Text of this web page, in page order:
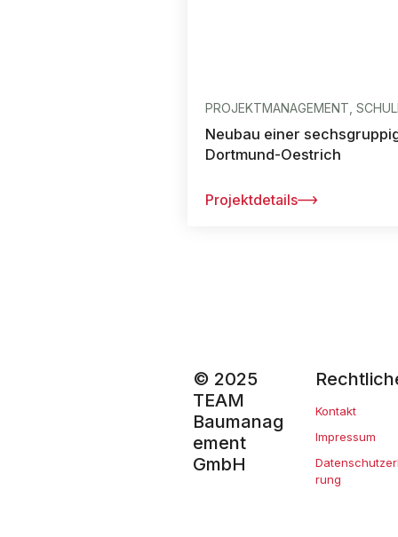
PROJEKTMANAGEMENT,
Neubau einer
Dortmund-Oestrich
Projektdetails
© 2025
TEAM
Baumanag
ement
GmbH
Kontakt
Impressum
rung